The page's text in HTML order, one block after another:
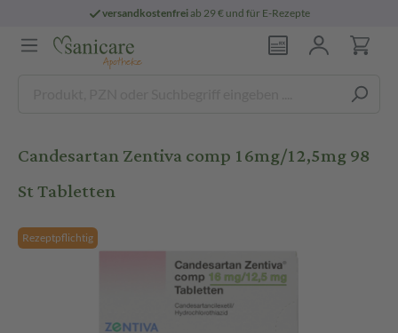
versandkostenfreiab 29 € und für E-Rezepte
Candesartan Zentiva comp 16mg/12,5mg 98
St Tabletten
Rezeptpflichtig